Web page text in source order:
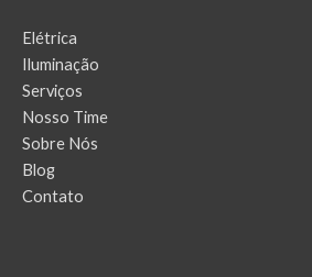
Elétrica
Iluminação
Serviços
Nosso Time
Sobre Nós
Blog
Contato